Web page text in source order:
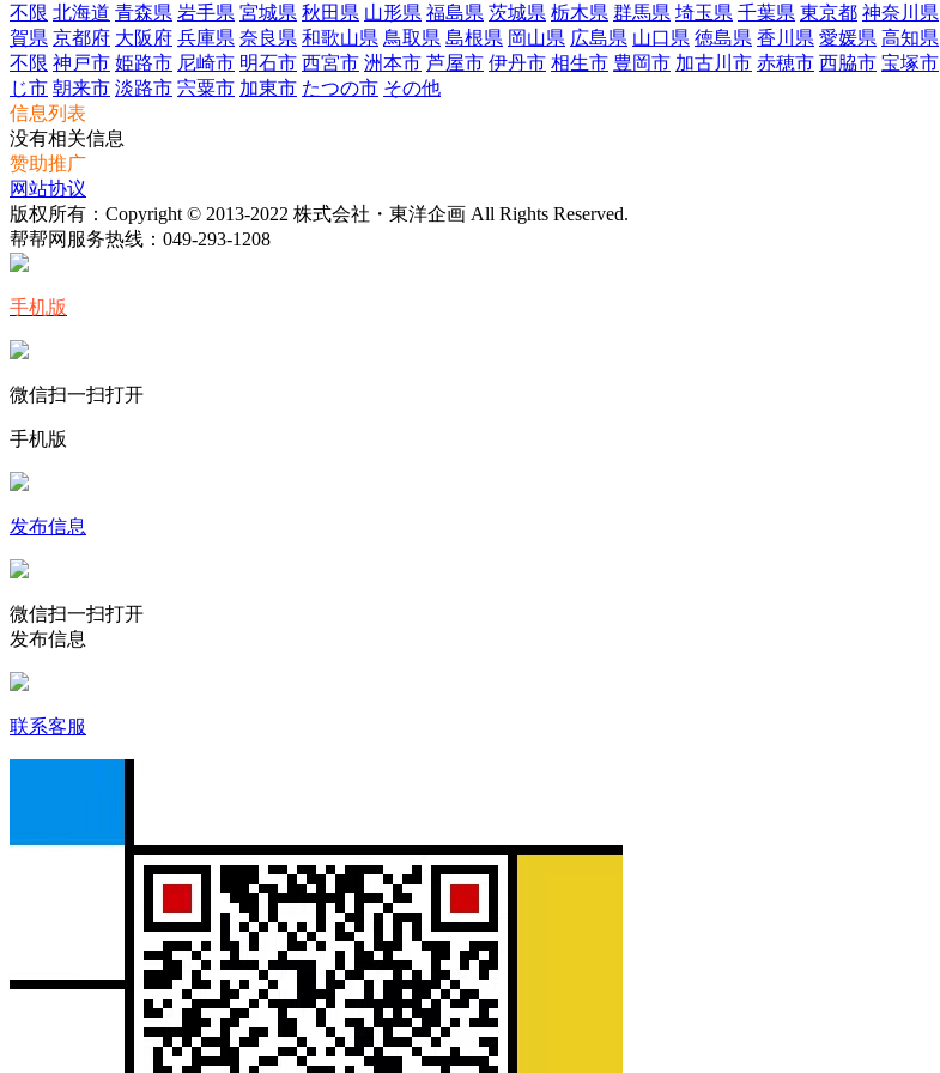
不限 北海道 青森県 岩手県 宮城県 秋田県 山形県 福島県 茨城県 栃木県 群馬県 埼玉県 千葉県 東京都 神奈川県
賀県 京都府 大阪府 兵庫県 奈良県 和歌山県 鳥取県 島根県 岡山県 広島県 山口県 徳島県 香川県 愛媛県 高知県
不限 神戸市 姫路市 尼崎市 明石市 西宮市 洲本市 芦屋市 伊丹市 相生市 豊岡市 加古川市 赤穂市 西脇市 宝塚市
じ市 朝来市 淡路市 宍粟市 加東市 たつの市 その他
信息列表
没有相关信息
赞助推广
网站协议
版权所有：Copyright © 2013-2022 株式会社・東洋企画 All Rights Reserved.
帮帮网服务热线： 049-293-1208
手机版
微信扫一扫打开
手机版
发布信息
微信扫一扫打开
发布信息
联系客服